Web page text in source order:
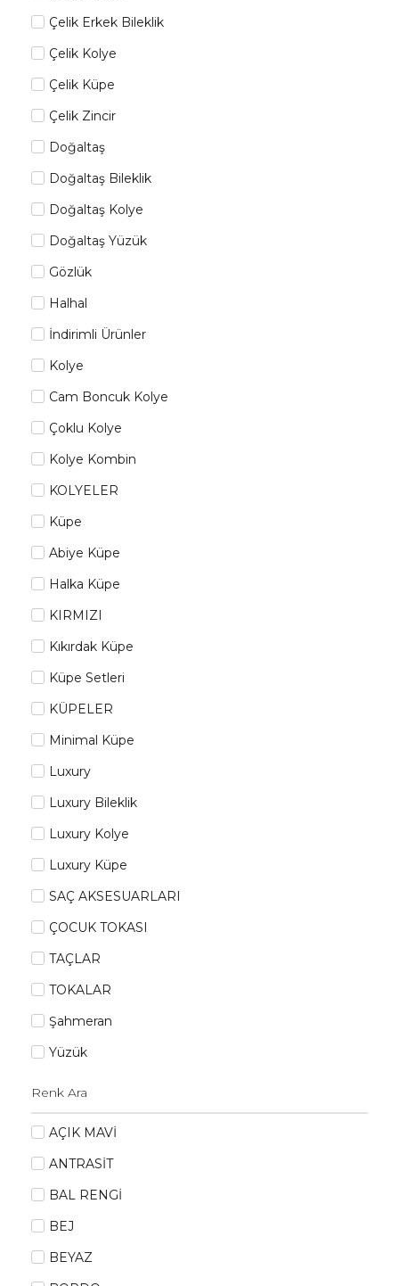
Çelik Erkek Bileklik
Çelik Kolye
Çelik Küpe
Çelik Zincir
Doğaltaş
Doğaltaş Bileklik
Doğaltaş Kolye
Doğaltaş Yüzük
Gözlük
Halhal
İndirimli Ürünler
Kolye
Cam Boncuk Kolye
Çoklu Kolye
Kolye Kombin
KOLYELER
Küpe
Abiye Küpe
Halka Küpe
KIRMIZI
Kıkırdak Küpe
Küpe Setleri
KÜPELER
Minimal Küpe
Luxury
Luxury Bileklik
Luxury Kolye
Luxury Küpe
SAÇ AKSESUARLARI
ÇOCUK TOKASI
TAÇLAR
TOKALAR
Şahmeran
Yüzük
AÇIK MAVİ
ANTRASİT
BAL RENGİ
BEJ
BEYAZ